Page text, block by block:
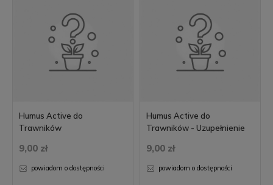
Humus Active do
Trawników
9,00 zł
powiadom o dostępności
Humus Active do
Trawników - Uzupełnienie
9,00 zł
powiadom o dostępności